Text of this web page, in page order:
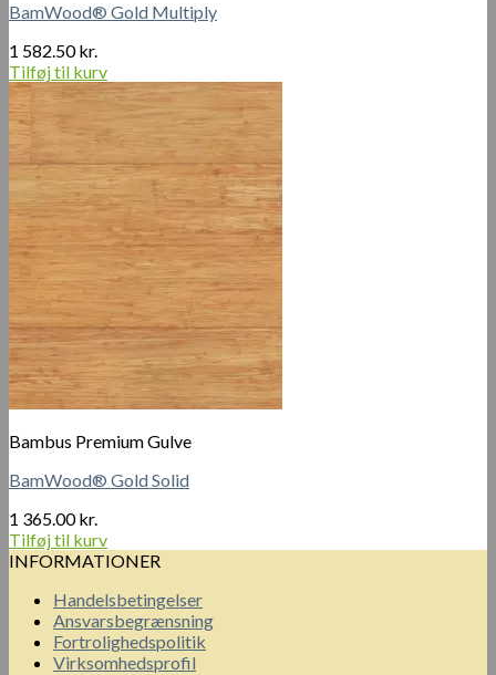
BamWood® Gold Multiply
1 582.50kr.
Tilføj til kurv
Bambus Premium Gulve
BamWood® Gold Solid
1 365.00kr.
Tilføj til kurv
INFORMATIONER
Handelsbetingelser
Ansvarsbegrænsning
Fortrolighedspolitik
Virksomhedsprofil